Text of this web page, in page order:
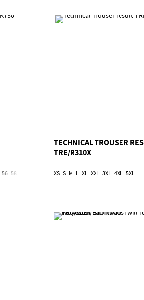
56 58
TECHNICAL TROUSER
TRE/R310X
XS S M L XL XXL 3XL 4XL 5XL